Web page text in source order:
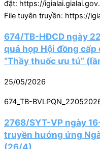
đặt: https://
File tuyên truyền: https://
dẫn: https://
https://igialai.gialai.gov.vn/
674/TB-HĐCD ngày
quả họp Hội đồng
“Thầy thuốc ưu tú”
25/05/2026
674_TB-
2768/SYT-VP ngày
truyền hướng ứng
(26/4)